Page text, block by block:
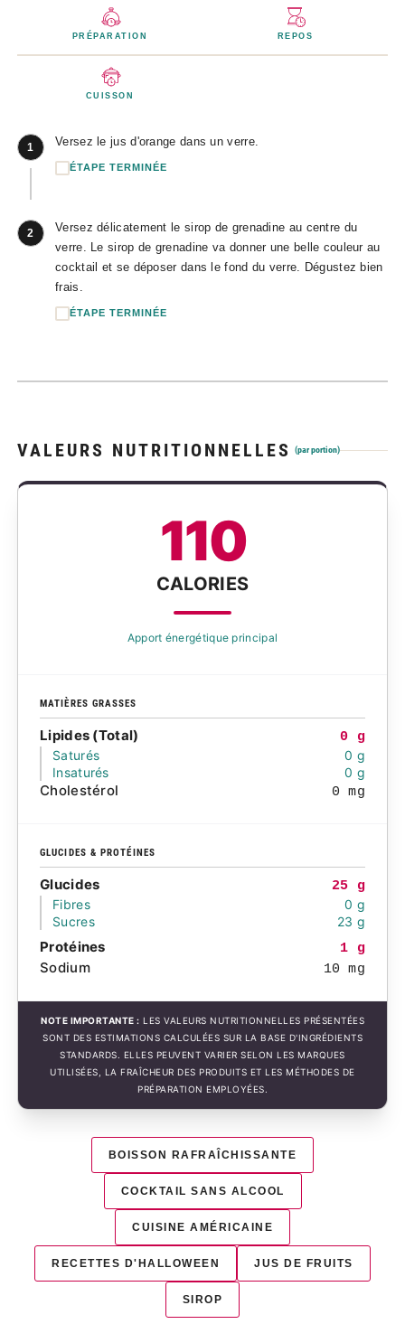
PRÉPARATION REPOS
CUISSON
1 Versez le jus d'orange dans un verre.
ÉTAPE TERMINÉE
2
Versez délicatement le sirop de grenadine au centre du
verre. Le sirop de grenadine va donner une belle couleur au
cocktail et se déposer dans le fond du verre. Dégustez bien
frais.
ÉTAPE TERMINÉE
VALEURS NUTRITIONNELLES (par portion)
110
CALORIES
Apport énergétique principal
MATIÈRES GRASSES
Lipides (Total)
0 g
Saturés
0 g
Insaturés
0 g
Cholestérol 0 mg
GLUCIDES & PROTÉINES
Glucides
25 g
Fibres
0 g
Sucres
23 g
Protéines 1 g
Sodium 10 mg
NOTE IMPORTANTE : LES VALEURS NUTRITIONNELLES PRÉSENTÉES
SONT DES ESTIMATIONS CALCULÉES SUR LA BASE D'INGRÉDIENTS
STANDARDS. ELLES PEUVENT VARIER SELON LES MARQUES
UTILISÉES, LA FRAÎCHEUR DES PRODUITS ET LES MÉTHODES DE
PRÉPARATION EMPLOYÉES.
BOISSON RAFRAÎCHISSANTE
COCKTAIL SANS ALCOOL
CUISINE AMÉRICAINE
RECETTES D'HALLOWEEN JUS DE FRUITS
SIROP